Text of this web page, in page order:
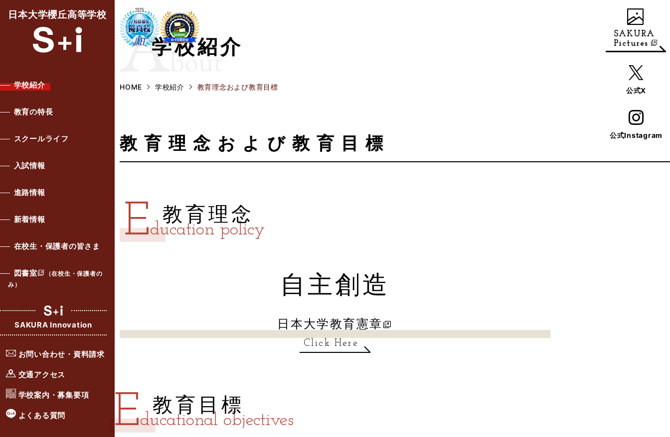
SAKURA
Pictures
公式X
公式Instagram
日本大学櫻丘高等学校
学校紹介
教育の特長
スクールライフ
入試情報
進路情報
新着情報
在校生・保護者の皆さま
図書室
（在校生・保護者の
み）
SAKURA Innovation
お問い合わせ・資料請求
交通アクセス
学校案内・募集要項
よくある質問
学校紹介
About
HOME 学校紹介 教育理念および教育目標
教育理念および教育目標
教育理念
Education policy
自主創造
日本大学教育憲章
Click Here
教育目標
Educational objectives